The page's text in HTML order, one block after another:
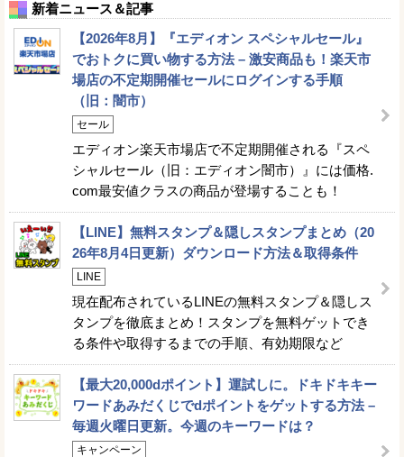
新着ニュース＆記事
【2026年8月】『エディオン スペシャルセール』
でおトクに買い物する方法 – 激安商品も！楽天市
場店の不定期開催セールにログインする手順
（旧：闇市）
セール
エディオン楽天市場店で不定期開催される『スペ
シャルセール（旧：エディオン闇市）』には価格.
com最安値クラスの商品が登場することも！
【LINE】無料スタンプ＆隠しスタンプまとめ（20
26年8月4日更新）ダウンロード方法＆取得条件
LINE
現在配布されているLINEの無料スタンプ＆隠しス
タンプを徹底まとめ！スタンプを無料ゲットでき
る条件や取得するまでの手順、有効期限など
【最大20,000dポイント】運試しに。ドキドキキー
ワードあみだくじでdポイントをゲットする方法 –
毎週火曜日更新。今週のキーワードは？
キャンペーン